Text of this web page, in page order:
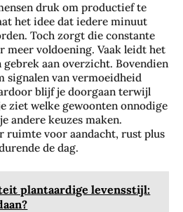
druk om productief te
het idee dat iedere minuut
Toch zorgt die constante
voldoening. Vaak leidt het
aan overzicht. Bovendien
van vermoeidheid
blijf je doorgaan terwijl
ziet welke gewoonten onnodige
andere keuzes maken.
ruimte voor aandacht, rust plus
de dag.
plantaardige levensstijl: